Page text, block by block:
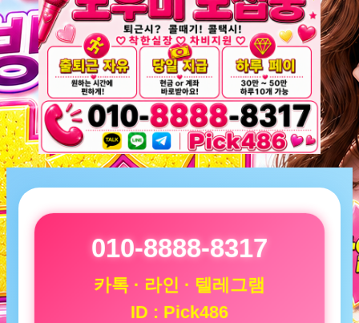
010-8888-8317
카톡 · 라인 · 텔레그램
ID : Pick486